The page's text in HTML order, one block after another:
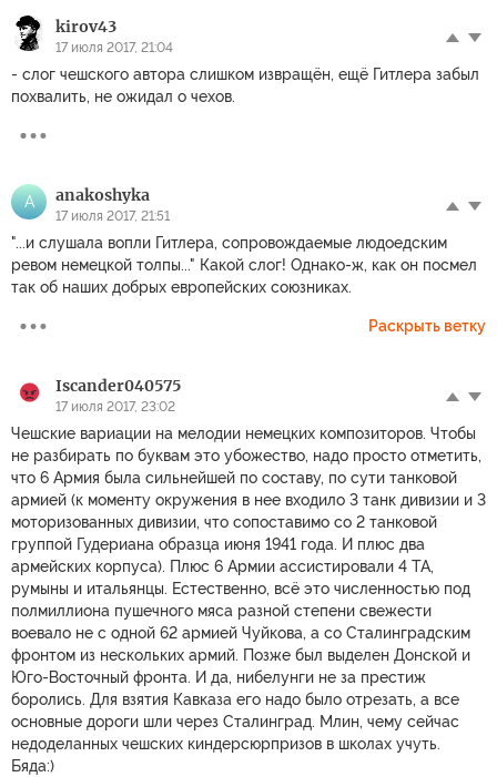
kirov43
17 июля 2017, 21:04
- слог чешского автора слишком извращён, ещё Гитлера забыл
похвалить, не ожидал о чехов.
A anakoshyka
17 июля 2017, 21:51
"...и слушала вопли Гитлера, сопровождаемые людоедским
ревом немецкой толпы..." Какой слог! Однако-ж, как он посмел
так об наших добрых европейских союзниках.
Раскрыть ветку
Iscander040575
17 июля 2017, 23:02
Чешские вариации на мелодии немецких композиторов. Чтобы
не разбирать по буквам это убожество, надо просто отметить,
что 6 Армия была сильнейшей по составу, по сути танковой
армией (к моменту окружения в нее входило 3 танк дивизии и 3
моторизованных дивизии, что сопоставимо со 2 танковой
группой Гудериана образца июня 1941 года. И плюс два
армейских корпуса). Плюс 6 Армии ассистировали 4 ТА,
румыны и итальянцы. Естественно, всё это численностью под
полмиллиона пушечного мяса разной степени свежести
воевало не с одной 62 армией Чуйкова, а со Сталинградским
фронтом из нескольких армий. Позже был выделен Донской и
Юго-Восточный фронта. И да, нибелунги не за престиж
боролись. Для взятия Кавказа его надо было отрезать, а все
основные дороги шли через Сталинград. Млин, чему сейчас
недоделанных чешских киндерсюрпризов в школах учуть.
Бяда:)